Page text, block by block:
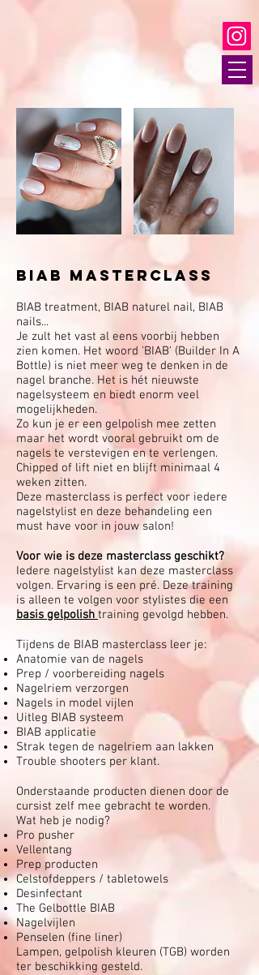
BIAB masterclass
BIAB treatment, BIAB naturel nail, BIAB
nails...
Je zult het vast al eens voorbij hebben
zien komen. Het woord 'BIAB' (Builder In A
Bottle) is niet meer weg te denken in de
nagel branche. Het is hét nieuwste
nagelsysteem en biedt enorm veel
mogelijkheden.
Zo kun je er een gelpolish mee zetten
maar het wordt vooral gebruikt om de
nagels te verstevigen en te verlengen.
Chipped of lift niet en blijft minimaal 4
weken zitten.
Deze masterclass is perfect voor iedere
nagelstylist en deze behandeling een
must have voor in jouw salon!
Voor wie is deze masterclass geschikt?
Iedere nagelstylist kan deze masterclass
volgen. Ervaring is een pré. Deze training
is alleen te volgen voor stylistes die een
basis gelpolish training gevolgd hebben.
Tijdens de BIAB masterclass leer je:
Anatomie van de nagels
Prep / voorbereiding nagels
Nagelriem verzorgen
Nagels in model vijlen
Uitleg BIAB systeem
BIAB applicatie
Strak tegen de nagelriem aan lakken
Trouble shooters per klant.
Onderstaande producten dienen door de
cursist zelf mee gebracht te worden.
Wat heb je nodig?
Pro pusher
Vellentang
Prep producten
Celstofdeppers / tabletowels
Desinfectant
The Gelbottle BIAB
Nagelvijlen
Penselen (fine liner)
Lampen, gelpolish kleuren (TGB) worden
ter beschikking gesteld.